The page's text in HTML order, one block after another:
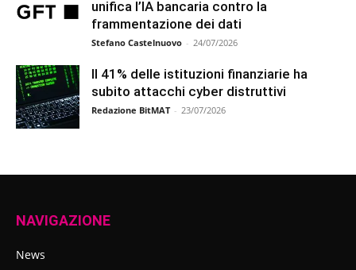
unifica l’IA bancaria contro la
frammentazione dei dati
Stefano Castelnuovo - 24/07/2026
Il 41% delle istituzioni finanziarie ha
subito attacchi cyber distruttivi
Redazione BitMAT - 23/07/2026
NAVIGAZIONE
News